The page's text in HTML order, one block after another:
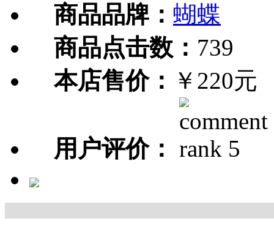
商品品牌： 蝴蝶
商品点击数： 739
本店售价： ￥220元
用户评价：